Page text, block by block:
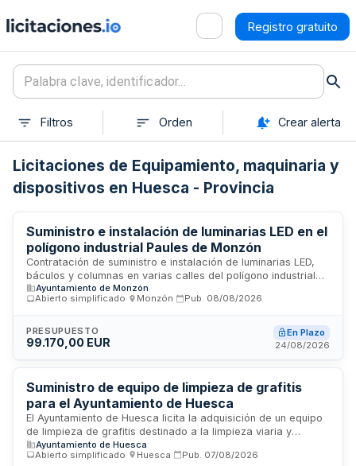
Registro gratuito
Filtros Orden Crear alerta
Licitaciones de Equipamiento, maquinaria y
dispositivos en Huesca - Provincia
Suministro e instalación de luminarias LED en el
polígono industrial Paules de Monzón
Contratación de suministro e instalación de luminarias LED,
báculos y columnas en varias calles del polígono industrial
Paules de Monzón. El Ayuntamiento de Monzón licita mediante
procedimiento abierto simplificado la ejecución de estas
previsto es de un mes y medio desde la formalización del
contrato, debiendo completarse antes del 15 de octubre de
Ayuntamiento de Monzón
Abierto simplificado
Monzón Pub. 08/08/2026
PRESUPUESTO
99.170,00 EUR
En Plazo
24/08/2026
Suministro de equipo de limpieza de grafitis
para el Ayuntamiento de Huesca
El Ayuntamiento de Huesca licita la adquisición de un equipo
de limpieza de grafitis destinado a la limpieza viaria y
mantenimiento del espacio público municipal. El equipo
servirá para eliminar pintadas vandálicas y grafitis en
Ayuntamiento de Huesca
Abierto simplificado
Huesca Pub. 07/08/2026